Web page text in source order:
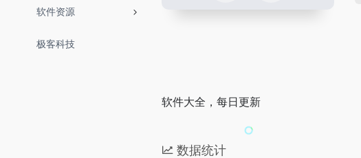
软件资源
极客科技
软件大全，每日更新
数据统计